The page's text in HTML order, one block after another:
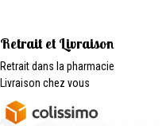
Retrait et Livraison
Retrait dans la pharmacie
Livraison chez vous